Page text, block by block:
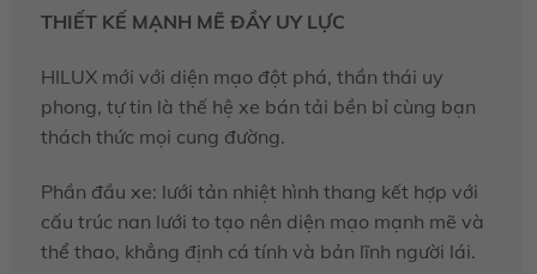
THIẾT KẾ MẠNH MẼ ĐẦY UY LỰC
HILUX mới với diện mạo đột phá, thần thái uy
phong, tự tin là thế hệ xe bán tải bền bỉ cùng bạn
thách thức mọi cung đường.
Phần đầu xe: lưới tản nhiệt hình thang kết hợp với
cấu trúc nan lưới to tạo nên diện mạo mạnh mẽ và
thể thao, khẳng định cá tính và bản lĩnh người lái.